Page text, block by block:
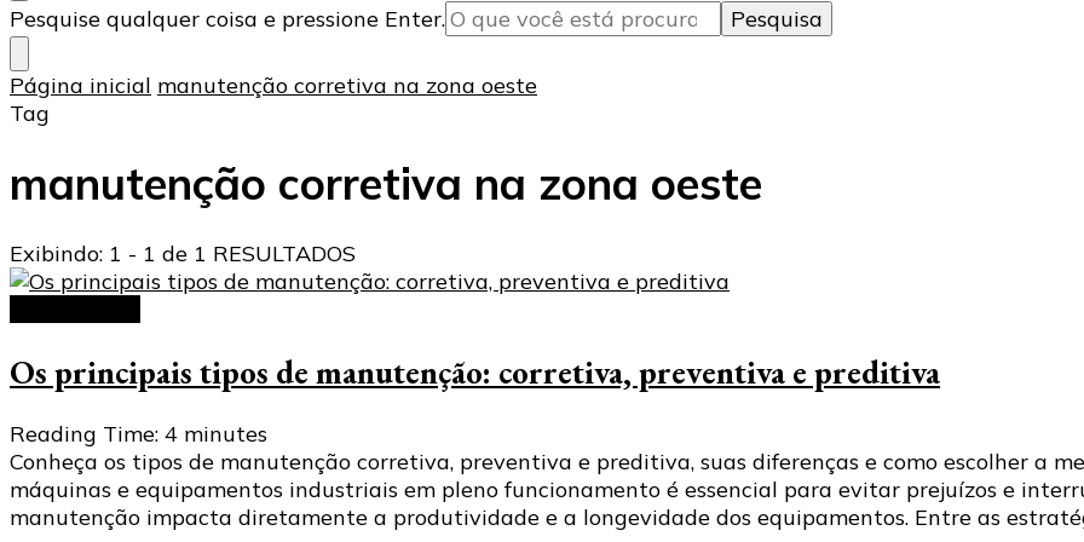
Procurando
algo?
Pesquise qualquer coisa e pressione Enter.
Página inicial manutenção corretiva na zona oeste
Tag
manutenção corretiva na zona oeste
Exibindo: 1 - 1 de 1 RESULTADOS
Os principais tipos de manutenção: corretiva, preventiva e preditiva
Reading Time: 4 minutes
Conheça os tipos de manutenção corretiva, preventiva e preditiva, suas diferenças e como escolher a
máquinas e equipamentos industriais em pleno funcionamento é essencial para evitar prejuízos e
manutenção impacta diretamente a produtividade e a longevidade dos equipamentos. Entre as